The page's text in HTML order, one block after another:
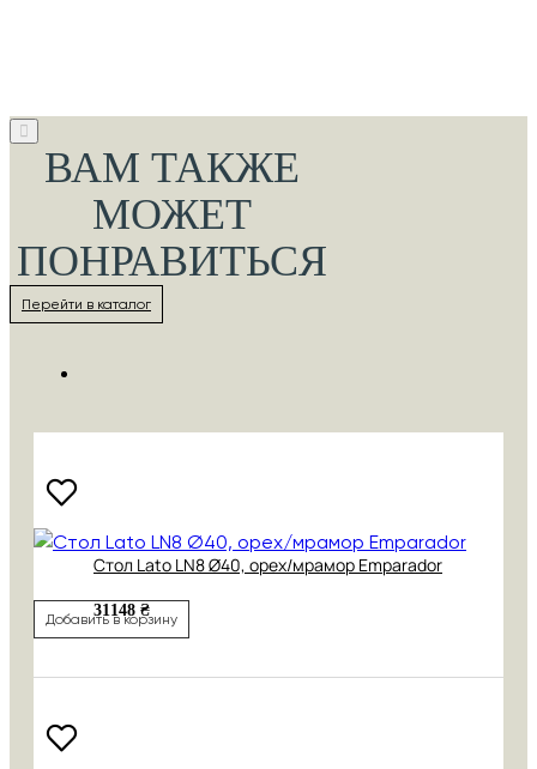
ВАМ ТАКЖЕ
МОЖЕТ
ПОНРАВИТЬСЯ
Перейти в каталог
Cтол Lato LN8 Ø40, орех/мрамор Emparador
31148 ₴
Добавить в корзину